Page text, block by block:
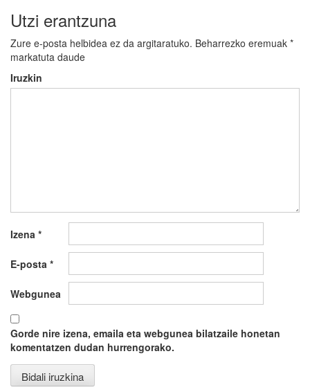
Utzi erantzuna
Zure e-posta helbidea ez da argitaratuko. Beharrezko eremuak *
markatuta daude
Iruzkin
Izena *
E-posta *
Webgunea
Gorde nire izena, emaila eta webgunea bilatzaile honetan
komentatzen dudan hurrengorako.